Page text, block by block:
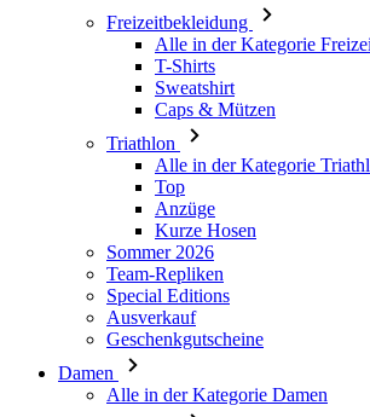
Freizeitbekleidung
Alle in der Kategorie
T-Shirts
Sweatshirt
Caps & Mützen
Triathlon
Alle in der Kategorie
Top
Anzüge
Kurze Hosen
Sommer 2026
Team-Repliken
Special Editions
Ausverkauf
Geschenkgutscheine
Damen
Alle in der Kategorie Damen